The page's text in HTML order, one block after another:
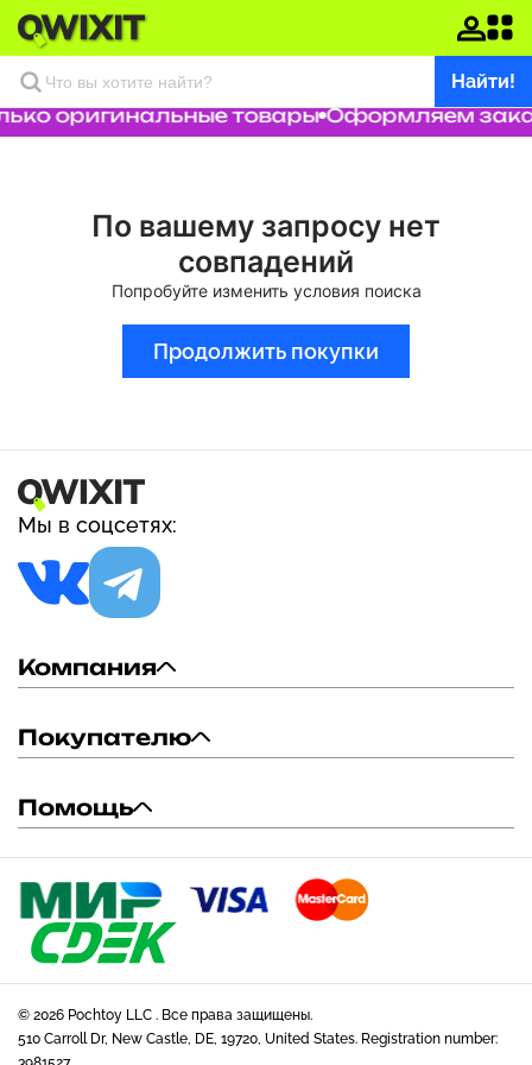
Найти!
оригинальные товары Оформляем
По вашему запросу нет
совпадений
Попробуйте изменить условия поиска
Продолжить покупки
Мы в соцсетях:
Компания
Покупателю
Помощь
© 2026 Pochtoy LLC . Все права защищены.
510 Carroll Dr, New Castle, DE, 19720, United States. Registration number: